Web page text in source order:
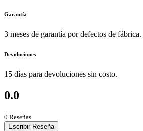
Garantía
3 meses de garantía por defectos de fábrica.
Devoluciones
15 días para devoluciones sin costo.
0.0
0 Reseñas
Escribir Reseña